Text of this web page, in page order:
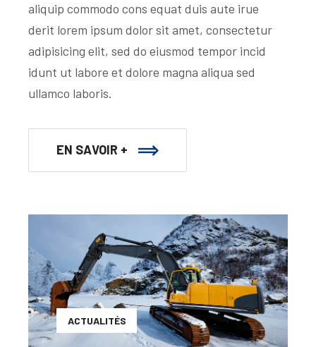
aliquip commodo cons equat duis aute irue
derit lorem ipsum dolor sit amet, consectetur
adipisicing elit, sed do eiusmod tempor incid
idunt ut labore et dolore magna aliqua sed
ullamco laboris.
EN SAVOIR +
ACTUALITÉS